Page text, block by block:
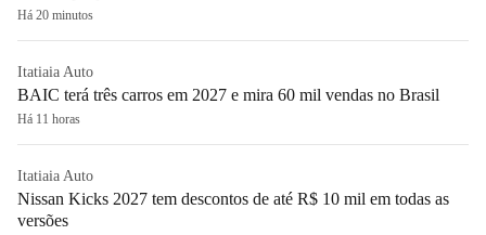
Há 20 minutos
Itatiaia Auto
BAIC terá três carros em 2027 e mira 60 mil vendas no Brasil
Há 11 horas
Itatiaia Auto
Nissan Kicks 2027 tem descontos de até R$ 10 mil em todas as
versões